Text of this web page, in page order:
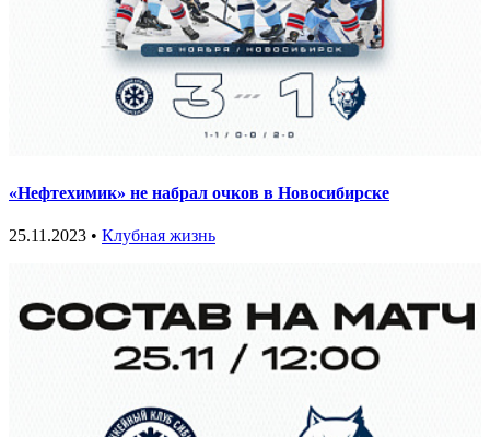
«Нефтехимик» не набрал очков в Новосибирске
25.11.2023 • Клубная жизнь